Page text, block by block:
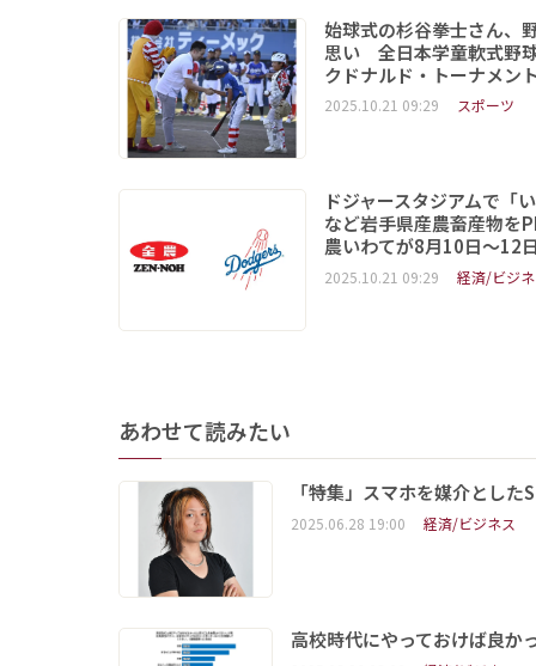
始球式の杉谷拳士さん、
思い 全日本学童軟式野
クドナルド・トーナメン
2025.10.21 09:29 スポーツ
ドジャースタジアムで「
など岩手県産農畜産物を
農いわてが8月10日～12
2025.10.21 09:29 経済/ビジ
あわせて読みたい
「特集」スマホを媒介とし
2025.06.28 19:00 経済/ビジネス
高校時代にやっておけば良